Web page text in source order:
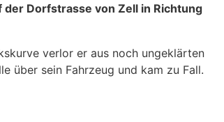
Dorfstrasse von Zell in Richtung
verlor er aus noch ungeklärten
über sein Fahrzeug und kam zu Fall.